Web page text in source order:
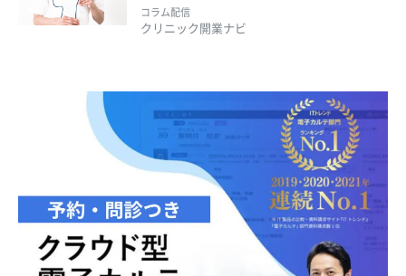
コラム配信
クリニック開業ナビ